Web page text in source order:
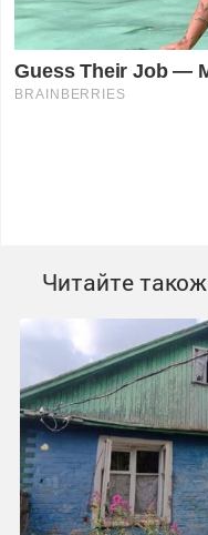
Читайте також